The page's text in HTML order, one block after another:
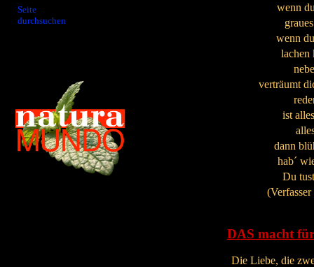
Seite
durchsuchen
wenn
wenn
lachen
verträumt
ist
dann
hab´
Du
DAS macht
Die Liebe, die